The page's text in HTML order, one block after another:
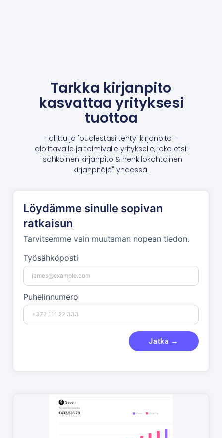
Tarkka kirjanpito
kasvattaa yrityksesi
tuottoa
Hallittu ja 'puolestasi tehty' kirjanpito –
aloittavalle ja toimivalle yritykselle, joka etsii
"sähköinen kirjanpito & henkilökohtainen
kirjanpitäjä" yhdessä.
Löydämme sinulle sopivan
ratkaisun
Tarvitsemme vain muutaman nopean tiedon.
Työsähköposti
Puhelinnumero
Jatka →